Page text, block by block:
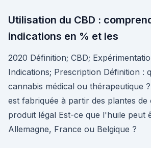
Utilisation du CBD :
indications en % et les
2020 Définition; CBD;
Indications; Prescription Définition :
cannabis médical ou thérapeutique
est fabriquée à partir des plantes
produit légal Est-ce que l'huile peut
Allemagne, France ou Belgique ?